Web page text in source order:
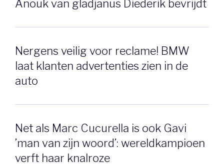
Anouk van gladjanus Diederik bevrijdt
Nergens veilig voor reclame! BMW
laat klanten advertenties zien in de
auto
Net als Marc Cucurella is ook Gavi
’man van zijn woord’: wereldkampioen
verft haar knalroze